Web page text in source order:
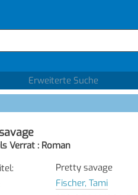
Erweiterte Suche
Verrat : Roman
:
Pretty savage
Fischer, Tami